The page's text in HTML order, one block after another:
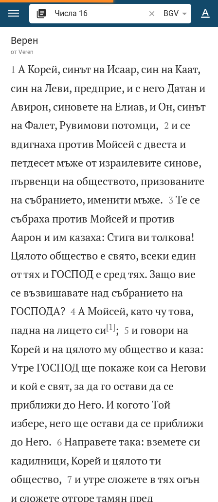
Преминете към съдържанието
Търсете стих или
BGV
Числа 16
Верен
отVeren

1 А Корей, синът на Исаар, син на Каат,
син на Леви, предприе, и с него Датан и
Авирон, синовете на Елиав, и Он, синът
на Фалет, Рувимови потомци, 

2 и се
вдигнаха против Мойсей с двеста и
петдесет мъже от израилевите синове,
първенци на обществото, призованите
на събранието, именити мъже. 

3 Те се
събраха против Мойсей и против
Аарон и им казаха: Стига ви толкова!
Цялото общество е свято, всеки един
от тях и ГОСПОД е сред тях. Защо вие
се възвишавате над събранието на
ГОСПОДА?
4 А Мойсей, като чу това,
падна на лицето си[1]; 

5 и говори на
Корей и на цялото му общество и каза:
Утре ГОСПОД ще покаже кои са Негови
и кой е свят, за да го остави да се
приближи до Него. И когото Той
избере, него ще остави да се приближи
до Него. 

6 Направете така: вземете си
кадилници, Корей и цялото ти
общество, 

7 и утре сложете в тях огън
и сложете отгоре тамян пред